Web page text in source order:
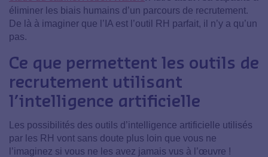
éliminer les biais humains d’un parcours de recrutement.
De là à imaginer que l’IA est l’outil RH parfait, il n’y a qu’un
pas.
Ce que permettent les outils de
recrutement utilisant
l’intelligence artificielle
Les possibilités des outils d’intelligence artificielle utilisés
par les RH vont sans doute plus loin que vous ne
l’imaginez si vous ne les avez jamais vus à l’œuvre !